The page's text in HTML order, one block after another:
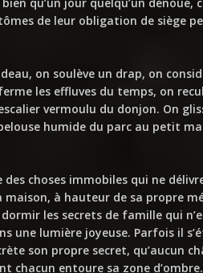
de leur obligation de siège
on soulève un drap, on
les effluves du temps, on
vermoulu du donjon. On
humide du parc au petit
choses immobiles qui ne
maison, à hauteur de sa propre
les secrets de famille qui
une lumière joyeuse. Parfois il
son propre secret, qu’aucun
chacun entoure sa zone